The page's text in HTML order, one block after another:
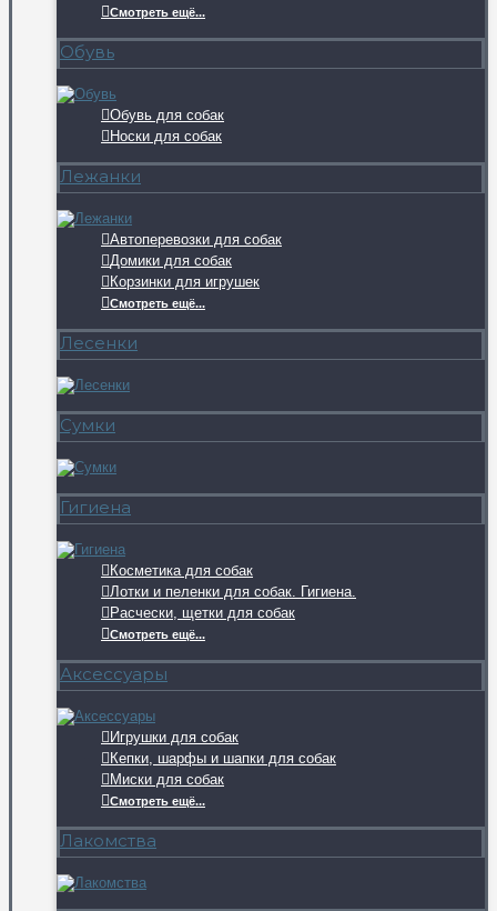
Смотреть ещё...
Обувь
Обувь для собак
Носки для собак
Лежанки
Автоперевозки для собак
Домики для собак
Корзинки для игрушек
Смотреть ещё...
Лесенки
Сумки
Гигиена
Косметика для собак
Лотки и пеленки для собак. Гигиена.
Расчески, щетки для собак
Смотреть ещё...
Аксессуары
Игрушки для собак
Кепки, шарфы и шапки для собак
Миски для собак
Смотреть ещё...
Лакомства